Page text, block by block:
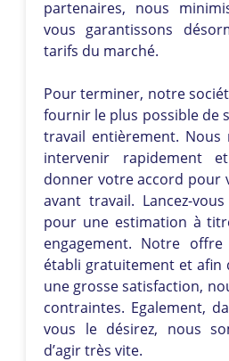
partenaires, nous
vous garantissons
tarifs du marché.
Pour terminer, notre
fournir le plus possible de
travail entièrement. Nous
intervenir rapidement
donner votre accord pour
avant travail. Lancez-
pour une estimation à
engagement. Notre
établi gratuitement et afin
une grosse satisfaction,
contraintes. Egalement,
vous le désirez, nous
d’agir très vite.